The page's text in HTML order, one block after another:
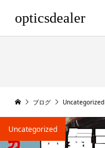
opticsdealer
ブログ Uncategorized
Uncategorized